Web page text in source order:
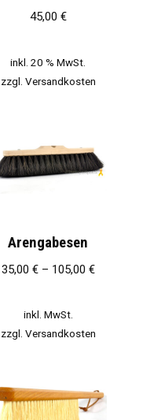
45,00 €
inkl. 20 % MwSt.
zzgl. Versandkosten
Arengabesen
35,00 €– 105,00 €
inkl. MwSt.
zzgl. Versandkosten